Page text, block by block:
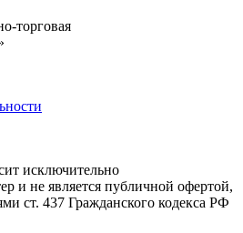
торговая
исключительно
и не является публичной офертой,
ст. 437 Гражданского кодекса РФ